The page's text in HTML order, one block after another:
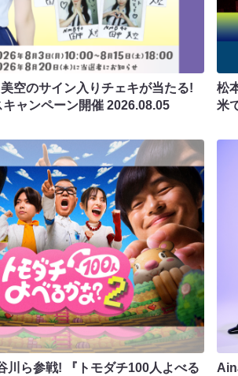
空のサイン入りチェキが当たる!
キャンペーン開催2026.08.05
松
米
川ら参戦! 『トモダチ100人よべる